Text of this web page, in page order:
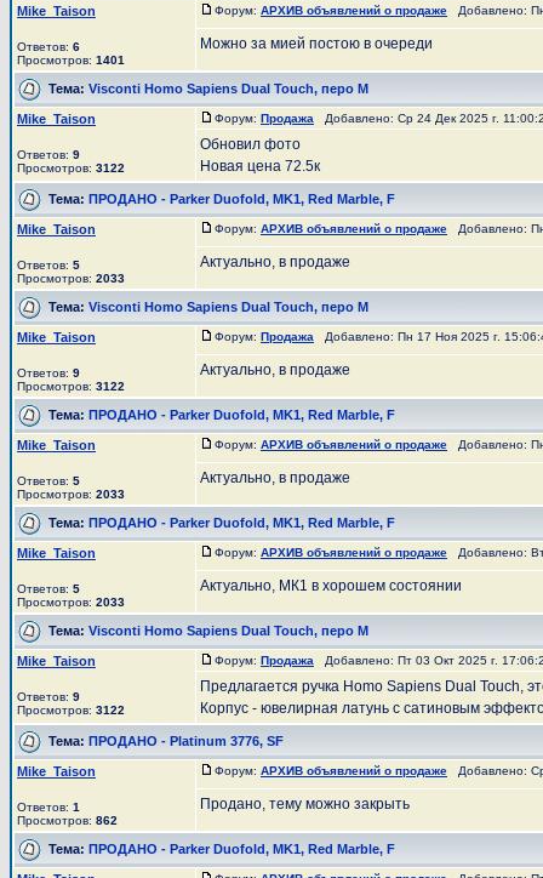
Mike_Taison
Ответов: 6
Просмотров: 1401
Форум: АРХИВ объявлений о продаже Добавлено:
Можно за мией постою в очереди
Тема: Visconti Homo Sapiens Dual Touch, перо М
Mike_Taison
Ответов: 9
Просмотров: 3122
Форум: Продажа Добавлено: Ср 24 Дек 2025 г.
Обновил фото
Новая цена 72.5к
Тема: ПРОДАНО - Parker Duofold, MK1, Red Marble, F
Mike_Taison
Ответов: 5
Просмотров: 2033
Форум: АРХИВ объявлений о продаже Добавлено:
Актуально, в продаже
Тема: Visconti Homo Sapiens Dual Touch, перо М
Mike_Taison
Ответов: 9
Просмотров: 3122
Форум: Продажа Добавлено: Пн 17 Ноя 2025 г.
Актуально, в продаже
Тема: ПРОДАНО - Parker Duofold, MK1, Red Marble, F
Mike_Taison
Ответов: 5
Просмотров: 2033
Форум: АРХИВ объявлений о продаже Добавлено:
Актуально, в продаже
Тема: ПРОДАНО - Parker Duofold, MK1, Red Marble, F
Mike_Taison
Ответов: 5
Просмотров: 2033
Форум: АРХИВ объявлений о продаже Добавлено:
Актуально, МК1 в хорошем состоянии
Тема: Visconti Homo Sapiens Dual Touch, перо М
Mike_Taison
Ответов: 9
Просмотров: 3122
Форум: Продажа Добавлено: Пт 03 Окт 2025 г.
Предлагается ручка Homo Sapiens Dual Touch,
Корпус - ювелирная латунь с сатиновым
Тема: ПРОДАНО - Platinum 3776, SF
Mike_Taison
Ответов: 1
Просмотров: 862
Форум: АРХИВ объявлений о продаже Добавлено:
Продано, тему можно закрыть
Тема: ПРОДАНО - Parker Duofold, MK1, Red Marble, F